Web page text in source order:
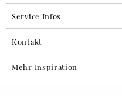
Service Infos
Kontakt
Mehr Inspiration